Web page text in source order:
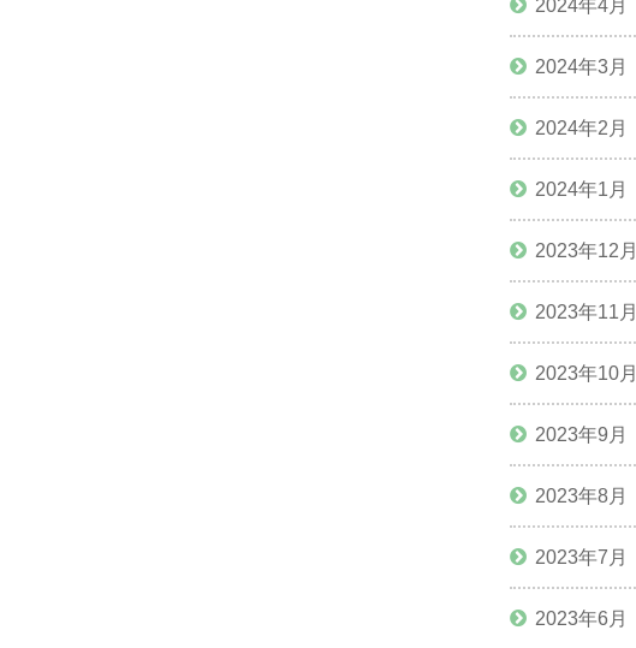
2024年4月
2024年3月
2024年2月
2024年1月
2023年12月
2023年11月
2023年10月
2023年9月
2023年8月
2023年7月
2023年6月